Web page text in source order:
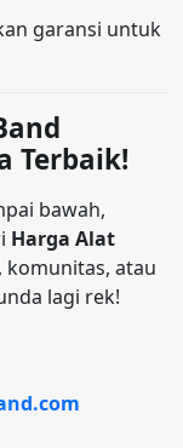
garansi untuk
Terbaik!
bawah,
Harga Alat
atau
lagi rek!